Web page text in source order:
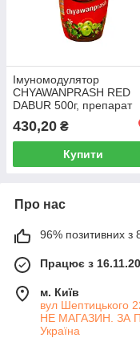
Імуномодулятор
CHYAWANPRASH RED
DABUR 500г, препарат
для підвищення
організму Чаванпраш
430,20 ₴
Купити
Про нас
96% позитивних з
Працює з
м. Київ
вул Шептицького
НЕ МАГАЗИН. ЗА
Україна